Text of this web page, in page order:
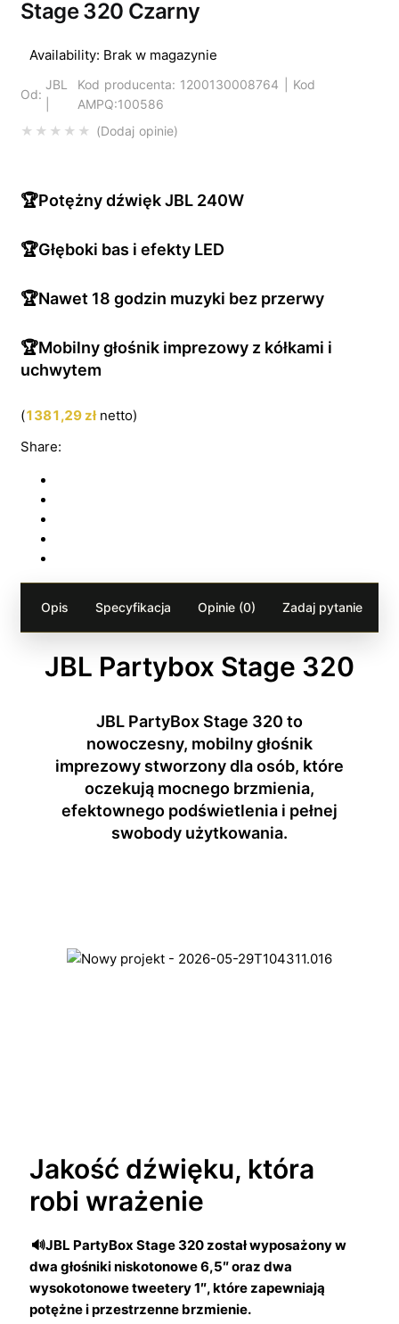
Stage 320 Czarny
Dodaj opinie
Availability: Brak w magazynie
Od:
JBL
Kod producenta: 1200130008764 | Kod
AMPQ:100586
🏆Potężny dźwięk JBL 240W
🏆Głęboki bas i efekty LED
🏆Nawet 18 godzin muzyki bez przerwy
🏆Mobilny głośnik imprezowy z kółkami i
uchwytem
(1381,29złnetto)
Share:
Opis Specyfikacja Opinie (0) Zadaj pytanie
JBL Partybox Stage 320
JBL PartyBox Stage 320 to
nowoczesny, mobilny głośnik
imprezowy stworzony dla osób, które
oczekują mocnego brzmienia,
efektownego podświetlenia i pełnej
swobody użytkowania.
Jakość dźwięku, która
robi wrażenie
🔊JBL PartyBox Stage 320 został wyposażony w
dwa głośniki niskotonowe 6,5″ oraz dwa
wysokotonowe tweetery 1″, które zapewniają
potężne i przestrzenne brzmienie.